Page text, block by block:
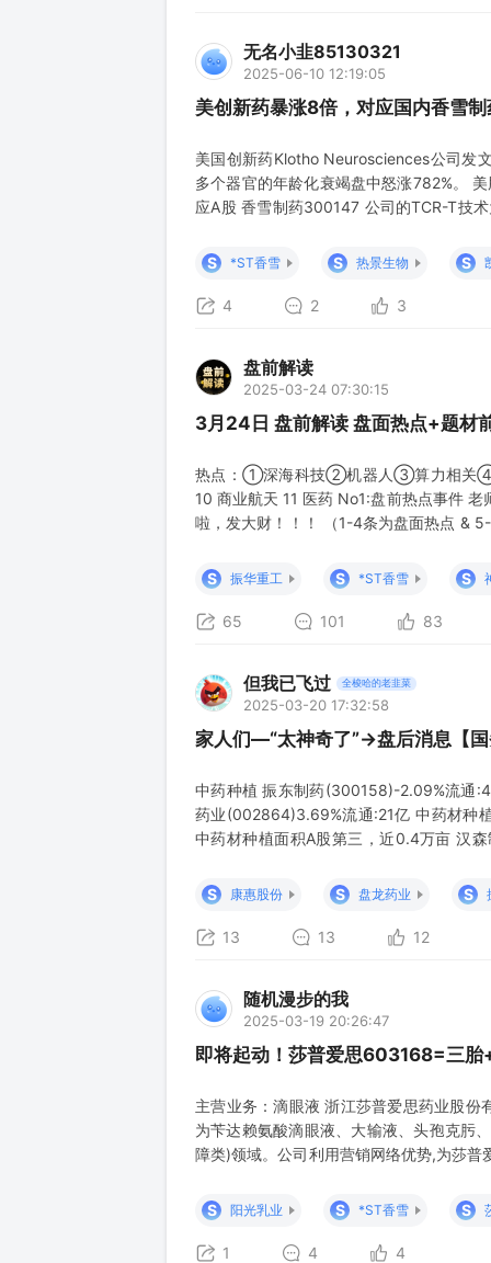
无名小韭85130321
2025-06-10 12:19:05
美创新药暴涨8倍，对应国内香雪制
美国创新药Klotho Neurosciences公司发
多个器官的年龄化衰竭盘中怒涨782%。
应A股 香雪制药300147 公司的TCR-T技
研究阶段。药品研发的进展情况，会根
S *ST香雪 S 热景生物 S
4 2 3
盘前解读
2025-03-24 07:30:15
3月24日 盘前解读 盘面热点+题材
热点：①深海科技②机器人③算力相
10 商业航天 11 医药 No1:盘前热点事件
啦，发大财！！！ （1-4条为盘面热点 &
生产总值突破3000亿元③3月22日新闻
S 振华重工 S *ST香雪 S
65 101 83
但我已飞过 全梭哈的老韭菜
2025-03-20 17:32:58
家人们—“太神奇了”→盘后消息【
中药种植 振东制药(300158)-2.09%流通
药业(002864)3.69%流通:21亿 中药材种
中药材种植面积A股第三，近0.4万亩 汉
通:
S 康惠股份 S 盘龙药业 S
13 13 12
随机漫步的我
2025-03-19 20:26:47
即将起动！莎普爱思603168=三
主营业务：滴眼液 浙江莎普爱思药业股
为苄达赖氨酸滴眼液、大输液、头孢克肟
障类)领域。公司利用营销网络优势,为莎
莎普爱思滴眼液在我国白内障用药市场份
行业前列 要点
S 阳光乳业 S *ST香雪 S
1 4 4